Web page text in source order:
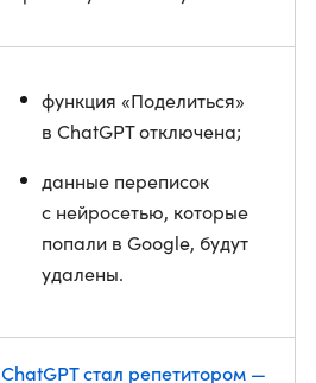
функция «Поделиться»
в ChatGPT отключена;
данные переписок
с нейросетью, которые
попали в Google, будут
удалены.
ChatGPT стал репетитором —